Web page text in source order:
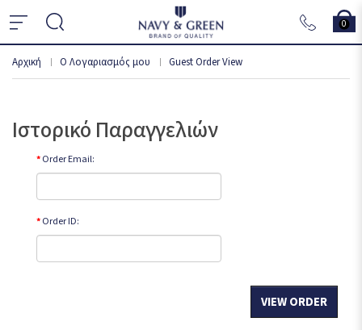
0
Αρχική O Λογαριασμός μου Guest Order View
Ιστορικό Παραγγελιών
Order Email:
Order ID: